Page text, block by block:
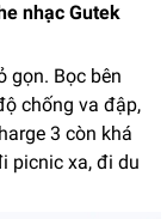
nhạc Gutek
gọn. Bọc bên
chống va đập,
3 còn khá
picnic xa, đi du